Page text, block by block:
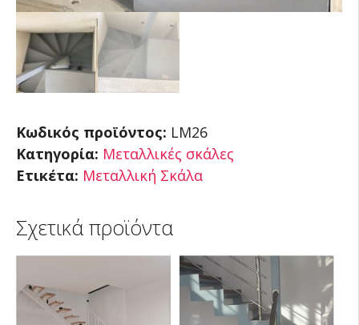
Κωδικός προϊόντος: LM26
Κατηγορία: Μεταλλικές σκάλες
Ετικέτα: Μεταλλική Σκάλα
Σχετικά προϊόντα